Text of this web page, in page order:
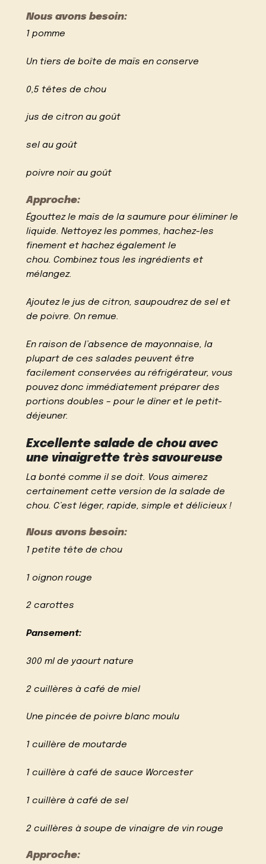
Nous avons besoin:
1 pomme
Un tiers de boîte de maïs en conserve
0,5 têtes de chou
jus de citron au goût
sel au goût
poivre noir au goût
Approche:
Égouttez le maïs de la saumure pour éliminer le
liquide. Nettoyez les pommes, hachez-les
finement et hachez également le
chou. Combinez tous les ingrédients et
mélangez.
Ajoutez le jus de citron, saupoudrez de sel et
de poivre. On remue.
En raison de l’absence de mayonnaise, la
plupart de ces salades peuvent être
facilement conservées au réfrigérateur, vous
pouvez donc immédiatement préparer des
portions doubles – pour le dîner et le petit-
déjeuner.
Excellente salade de chou avec
une vinaigrette très savoureuse
La bonté comme il se doit. Vous aimerez
certainement cette version de la salade de
chou. C’est léger, rapide, simple et délicieux !
Nous avons besoin:
1 petite tête de chou
1 oignon rouge
2 carottes
Pansement:
300 ml de yaourt nature
2 cuillères à café de miel
Une pincée de poivre blanc moulu
1 cuillère de moutarde
1 cuillère à café de sauce Worcester
1 cuillère à café de sel
2 cuillères à soupe de vinaigre de vin rouge
Approche: